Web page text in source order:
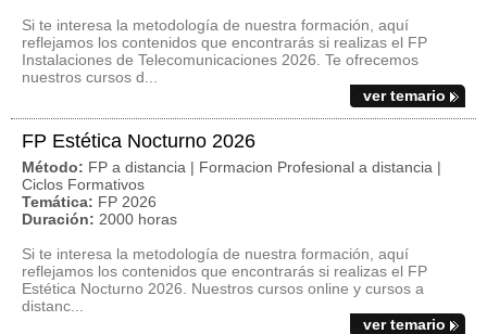
Si te interesa la metodología de nuestra formación, aquí
reflejamos los contenidos que encontrarás si realizas el FP
Instalaciones de Telecomunicaciones 2026. Te ofrecemos
nuestros cursos d...
ver temario
FP Estética Nocturno 2026
Método: FP a distancia | Formacion Profesional a distancia |
Ciclos Formativos
Temática: FP 2026
Duración: 2000 horas
Si te interesa la metodología de nuestra formación, aquí
reflejamos los contenidos que encontrarás si realizas el FP
Estética Nocturno 2026. Nuestros cursos online y cursos a
distanc...
ver temario